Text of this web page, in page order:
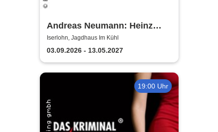
Andreas Neumann: Heinz
Erhardt Dinner Show
Iserlohn, Jagdhaus Im Kühl
03.09.2026 - 13.05.2027
19:00 Uhr